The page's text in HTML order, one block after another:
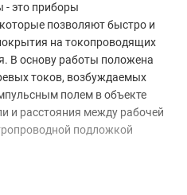
- это приборы
позволяют быстро и
на токопроводящих
В основу работы положена
токов, возбуждаемых
полем в объекте
и расстояния между рабочей
подложкой